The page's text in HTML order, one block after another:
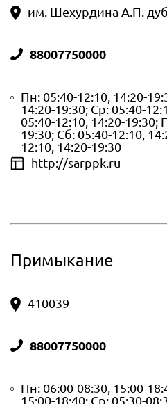
им. Шехурдина А.П.
88007750000
Пн: 05:40-12:10, 14:20-
14:20-19:30; Ср: 05:40-
05:40-12:10, 14:20-19:30;
19:30; Сб: 05:40-12:10,
12:10, 14:20-19:30
http://sarppk.ru
Примыкание
410039
88007750000
Пн: 06:00-08:30, 15:00-
15:00-18:40; Ср: 05:30-